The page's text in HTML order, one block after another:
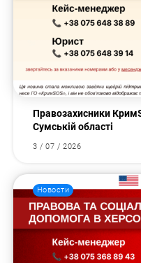
Правозахисники
Сумській області
3 / 07 / 2026
Новости